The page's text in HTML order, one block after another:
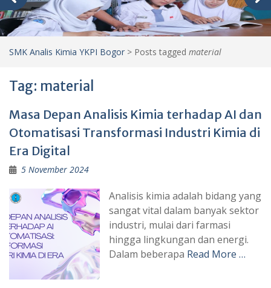
SMK Analis Kimia YKPI Bogor > Posts tagged material
Tag: material
Masa Depan Analisis Kimia terhadap AI dan
Otomatisasi Transformasi Industri Kimia di
Era Digital
5 November 2024
Analisis kimia adalah bidang yang
sangat vital dalam banyak sektor
industri, mulai dari farmasi
hingga lingkungan dan energi.
Dalam beberapa Read More …